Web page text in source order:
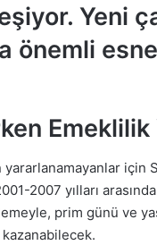
Yeni
önemli
Emeklilik
için
2007 yılları
prim günü ve